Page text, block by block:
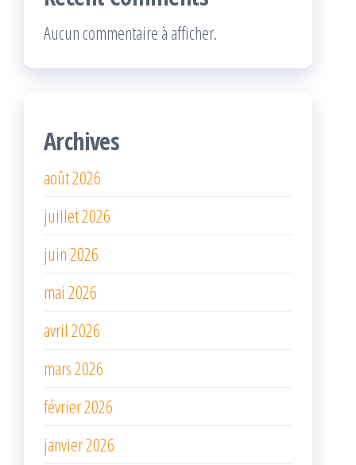
Aucun commentaire à afficher.
Archives
août 2026
juillet 2026
juin 2026
mai 2026
avril 2026
mars 2026
février 2026
janvier 2026